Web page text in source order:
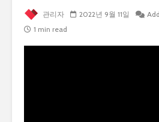
관리자 2022년 9월 11일
1 min read